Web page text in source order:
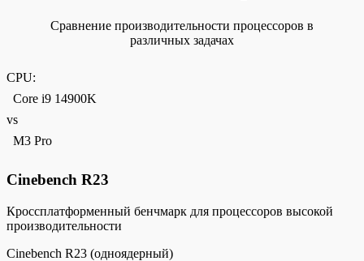
Сравнение производительности процессоров в
различных задачах
CPU:
Core i9 14900K
vs
M3 Pro
Cinebench R23
Кроссплатформенный бенчмарк для процессоров высокой
производительности
Cinebench R23 (одноядерный)